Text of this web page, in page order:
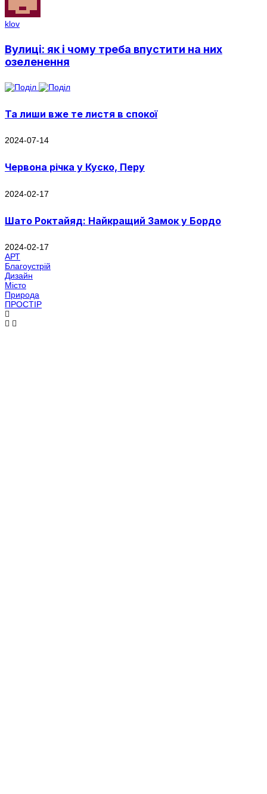
klov
Вулиці: як і чому треба впустити на них
озеленення
Та лиши вже те листя в спокої
2024-07-14
Червона річка у Куско, Перу
2024-02-17
Шато Роктайяд: Найкращий Замок у Бордо
2024-02-17
АРТ
Благоустрій
Дизайн
Місто
Природа
ПРОСТІР